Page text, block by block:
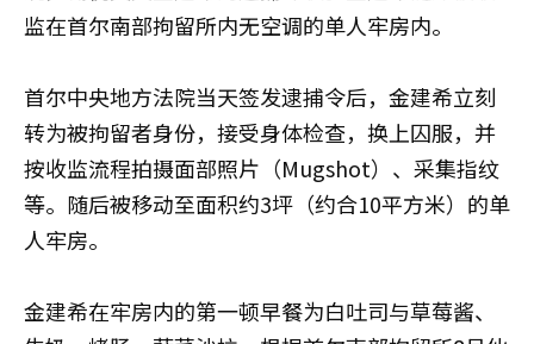
监在首尔南部拘留所内无空调的单人牢房内。
首尔中央地方法院当天签发逮捕令后，金建希立刻
转为被拘留者身份，接受身体检查，换上囚服，并
按收监流程拍摄面部照片（Mugshot）、采集指纹
等。随后被移动至面积约3坪（约合10平方米）的单
人牢房。
金建希在牢房内的第一顿早餐为白吐司与草莓酱、